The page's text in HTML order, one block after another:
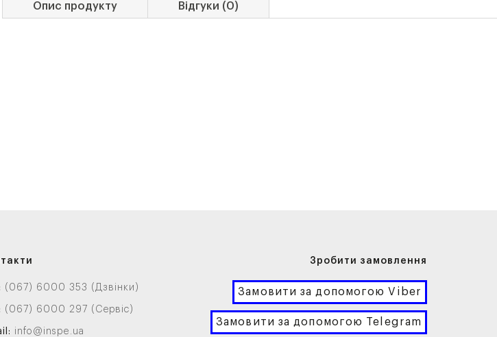
Опис продукту Відгуки (0)
(067) 6000 353 (Дзвінки)
(067) 6000 297 (Сервіс)
info@inspe.ua
Зробити замовлення
Замовити за допомогою Viber
Замовити за допомогою Telegram